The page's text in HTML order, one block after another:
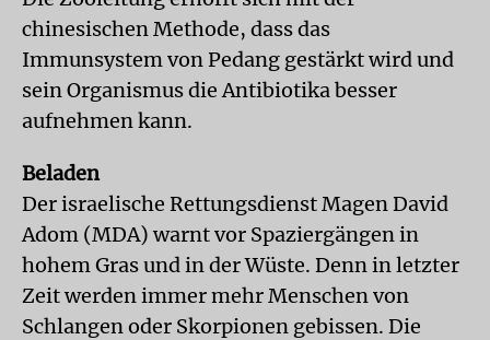
chinesischen Methode, dass das
Immunsystem von Pedang gestärkt wird und
sein Organismus die Antibiotika besser
aufnehmen kann.
Beladen
Der israelische Rettungsdienst Magen David
Adom (MDA) warnt vor Spaziergängen in
hohem Gras und in der Wüste. Denn in letzter
Zeit werden immer mehr Menschen von
Schlangen oder Skorpionen gebissen. Die